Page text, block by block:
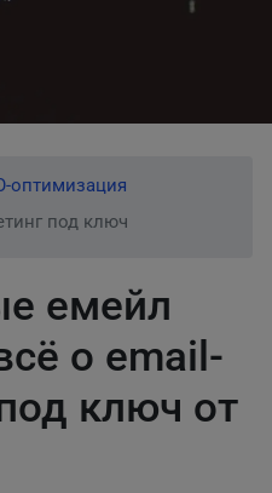
оптимизация
под ключ
емейл
о email-
ключ от